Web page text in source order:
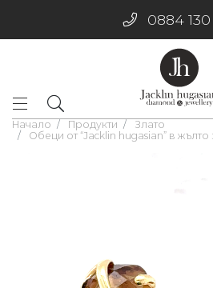
0884 130
Начало Продукти
Злато
Обеци от “Jacklin hugasian” в жълто